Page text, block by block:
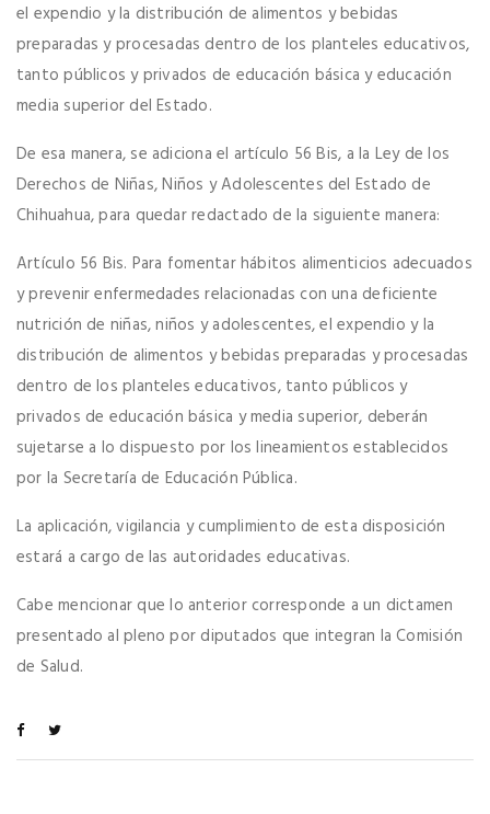
el expendio y la distribución de alimentos y bebidas
preparadas y procesadas dentro de los planteles educativos,
tanto públicos y privados de educación básica y educación
media superior del Estado.
De esa manera, se adiciona el artículo 56 Bis, a la Ley de los
Derechos de Niñas, Niños y Adolescentes del Estado de
Chihuahua, para quedar redactado de la siguiente manera:
Artículo 56 Bis. Para fomentar hábitos alimenticios adecuados
y prevenir enfermedades relacionadas con una deficiente
nutrición de niñas, niños y adolescentes, el expendio y la
distribución de alimentos y bebidas preparadas y procesadas
dentro de los planteles educativos, tanto públicos y
privados de educación básica y media superior, deberán
sujetarse a lo dispuesto por los lineamientos establecidos
por la Secretaría de Educación Pública.
La aplicación, vigilancia y cumplimiento de esta disposición
estará a cargo de las autoridades educativas.
Cabe mencionar que lo anterior corresponde a un dictamen
presentado al pleno por diputados que integran la Comisión
de Salud.